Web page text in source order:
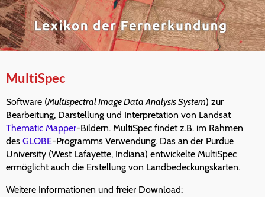
MultiSpec
Software (Multispectral Image Data Analysis System) zur
Bearbeitung, Darstellung und Interpretation von Landsat
Thematic Mapper-Bildern. MultiSpec findet z.B. im Rahmen
des GLOBE-Programms Verwendung. Das an der Purdue
University (West Lafayette, Indiana) entwickelte MultiSpec
ermöglicht auch die Erstellung von Landbedeckungskarten.
Weitere Informationen und freier Download: